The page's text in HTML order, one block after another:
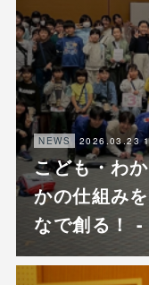
NEWS 2026.03.23
こども・わ
かの仕組み
なで創る！